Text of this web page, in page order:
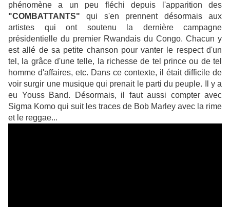
phénomène a un peu fléchi depuis l'apparition des
"COMBATTANTS" qui s'en prennent désormais aux
artistes qui ont soutenu la dernière campagne
présidentielle du premier Rwandais du Congo. Chacun y
est allé de sa petite chanson pour vanter le respect d'un
tel, la grâce d'une telle, la richesse de tel prince ou de tel
homme d'affaires, etc. Dans ce contexte, il était difficile de
voir surgir une musique qui prenait le parti du peuple. Il y a
eu Youss Band. Désormais, il faut aussi compter avec
Sigma Komo qui suit les traces de Bob Marley avec la rime
et le reggae...